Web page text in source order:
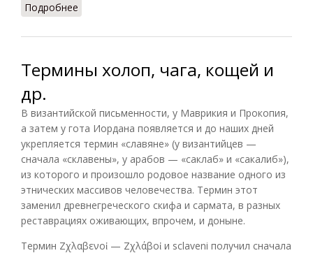
Подробнее
Термины холоп, чага, кощей и
др.
В византийской письменности, у Маврикия и Прокопия,
а затем у гота Иордана появляется и до наших дней
укрепляется термин «славяне» (у византийцев —
сначала «склавены», у арабов — «саклаб» и «сакалиб»),
из которого и произошло родовое название одного из
этнических массивов человечества. Термин этот
заменил древнегреческого скифа и сармата, в разных
реставрациях оживающих, впрочем, и доныне.
Термин Ζχλαβενοἰ — Ζχλάβοἰ и sclaveni получил сначала